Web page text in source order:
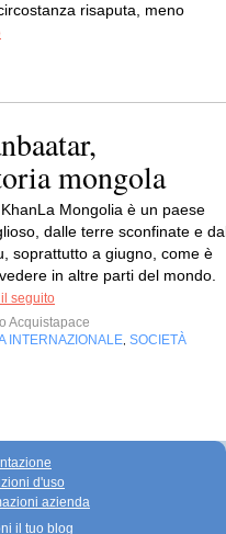
risaputa, meno
mongola
Mongolia è un paese
dalle terre sconfinate e
soprattutto a giugno, come è
in altre parti del mondo.
seguito
Acquistapace
INTERNAZIONALE SOCIETÀ
d'uso
azienda
il tuo blog